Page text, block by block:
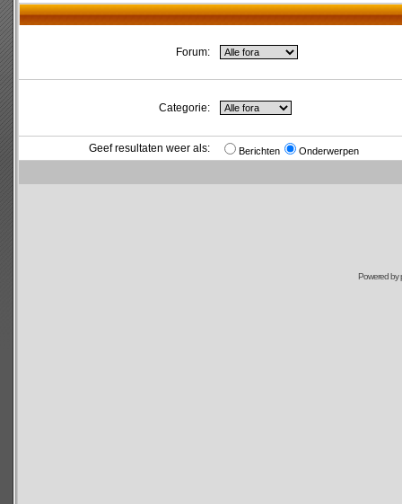
Forum:
Categorie:
Geef resultaten weer als: Berichten Onderwerpen
Powered by